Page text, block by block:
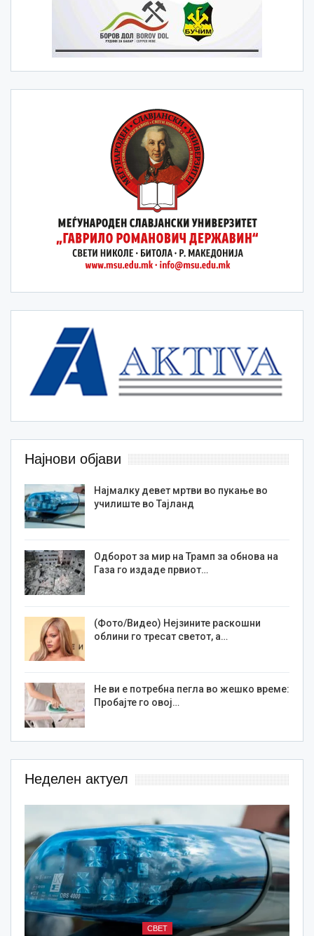
Најнови објави
Најмалку девет мртви во пукање во
училиште во Тајланд
Одборот за мир на Трамп за обнова на
Газа го издаде првиот…
(Фото/Видео) Нејзините раскошни
облини го тресат светот, а…
Не ви е потребна пегла во жешко време:
Пробајте го овој…
Неделен актуел
СВЕТ